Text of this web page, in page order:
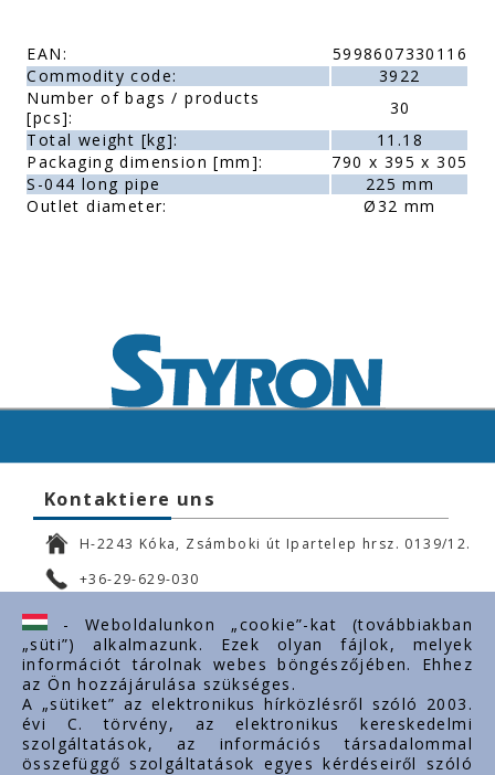
EAN:
5998607330116
Commodity code:
3922
Number of bags / products
[pcs]:
30
Total weight [kg]:
11.18
Packaging dimension [mm]:
790 x 395 x 305
S-044 long pipe
225 mm
Outlet diameter:
Ø32 mm
Kontaktiere uns
H-2243 Kóka, Zsámboki út Ipartelep hrsz. 0139/12.
+36-29-629-030
ertekesites@styron.hu
export@styron.hu
www.styron.hu
- Weboldalunkon „cookie”-kat (továbbiakban
„süti”) alkalmazunk. Ezek olyan fájlok, melyek
információt tárolnak webes böngészőjében. Ehhez
az Ön hozzájárulása szükséges.
A „sütiket” az elektronikus hírközlésről szóló 2003.
évi C. törvény, az elektronikus kereskedelmi
szolgáltatások, az információs társadalommal
összefüggő szolgáltatások egyes kérdéseiről szóló